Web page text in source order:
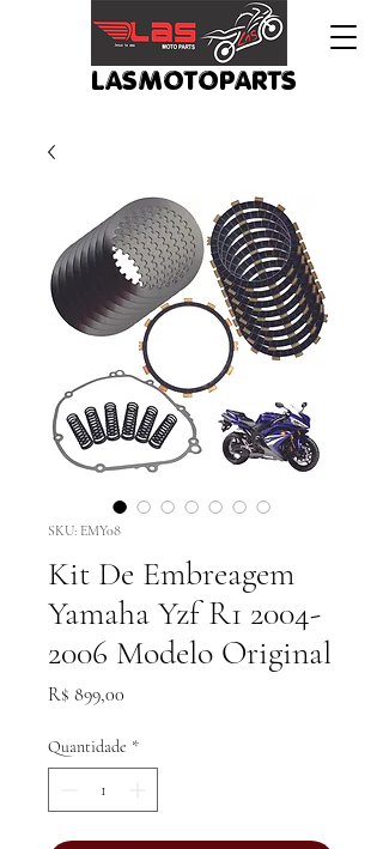
LASMOTOPARTS
SKU: EMY08
Kit De Embreagem
Yamaha Yzf R1 2004-
2006 Modelo Original
R$ 899,00
Quantidade *